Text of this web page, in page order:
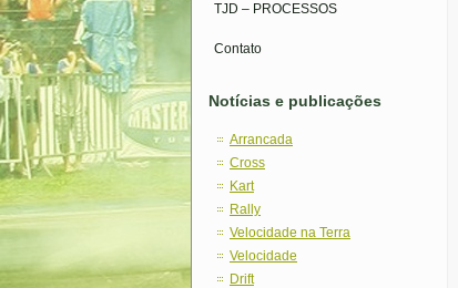
TJD – PROCESSOS
Contato
Notícias e publicações
Arrancada
Cross
Kart
Rally
Velocidade na Terra
Velocidade
Drift